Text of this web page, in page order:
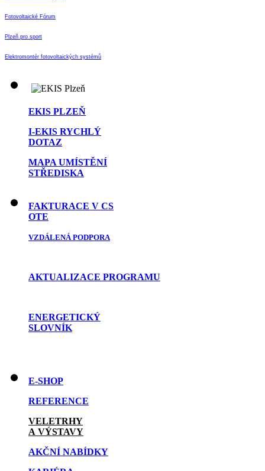
Fotovoltaické Fórum
Plzeň pro sport
Elektromontér fotovoltaických systémů
EKIS PLZEŇ
I-EKIS RYCHLÝ
DOTAZ
MAPA UMÍSTĚNÍ
STŘEDISKA
FAKTURACE V CS
OTE
VZDÁLENÁ PODPORA
AKTUALIZACE PROGRAMU
ENERGETICKÝ
SLOVNÍK
E-SHOP
REFERENCE
VELETRHY
A VÝSTAVY
AKČNÍ NABÍDKY